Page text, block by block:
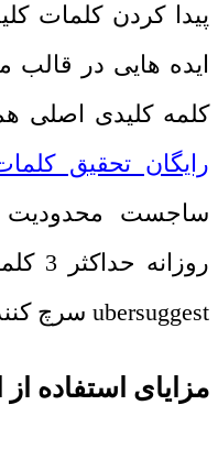
پیدا کردن کلمات
ایده هایی در قالب
کلمه کلیدی اصلی
رایگان تحقیق
ساجست محدودیت
روزانه حداکثر 3 کلمه کلیدی اصلی را در ابزار
ubersuggest سرچ
مزایای استفاده